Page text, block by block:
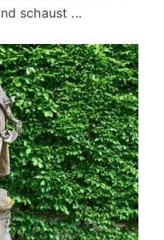
schaust ...